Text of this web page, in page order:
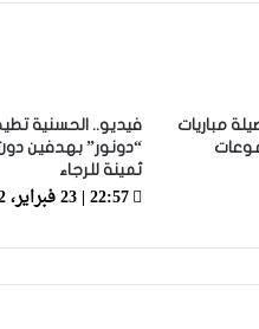
الشرق الأوسط والمغرب
مباريات
فيديو.. الحسنية
“دونور” بهدفين
ثمينة للرجاء
22:57 | 23 فبراير، 2022